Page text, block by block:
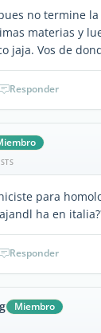
no termine
materias y
jaja. Vos de
Responder
para
ha en
Responder
Miembro